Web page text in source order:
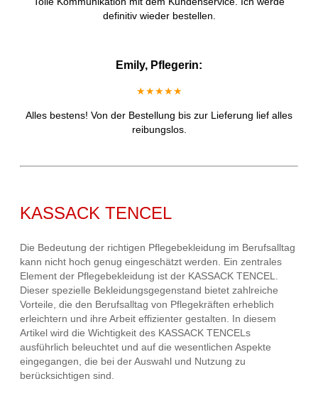
definitiv wieder bestellen.
Emily, Pflegerin:
★★★★★
Alles bestens! Von der Bestellung bis zur Lieferung lief alles
reibungslos.
KASSACK TENCEL
Die Bedeutung der richtigen Pflegebekleidung im Berufsalltag
kann nicht hoch genug eingeschätzt werden. Ein zentrales
Element der Pflegebekleidung ist der KASSACK TENCEL.
Dieser spezielle Bekleidungsgegenstand bietet zahlreiche
Vorteile, die den Berufsalltag von Pflegekräften erheblich
erleichtern und ihre Arbeit effizienter gestalten. In diesem
Artikel wird die Wichtigkeit des KASSACK TENCELs
ausführlich beleuchtet und auf die wesentlichen Aspekte
eingegangen, die bei der Auswahl und Nutzung zu
berücksichtigen sind.